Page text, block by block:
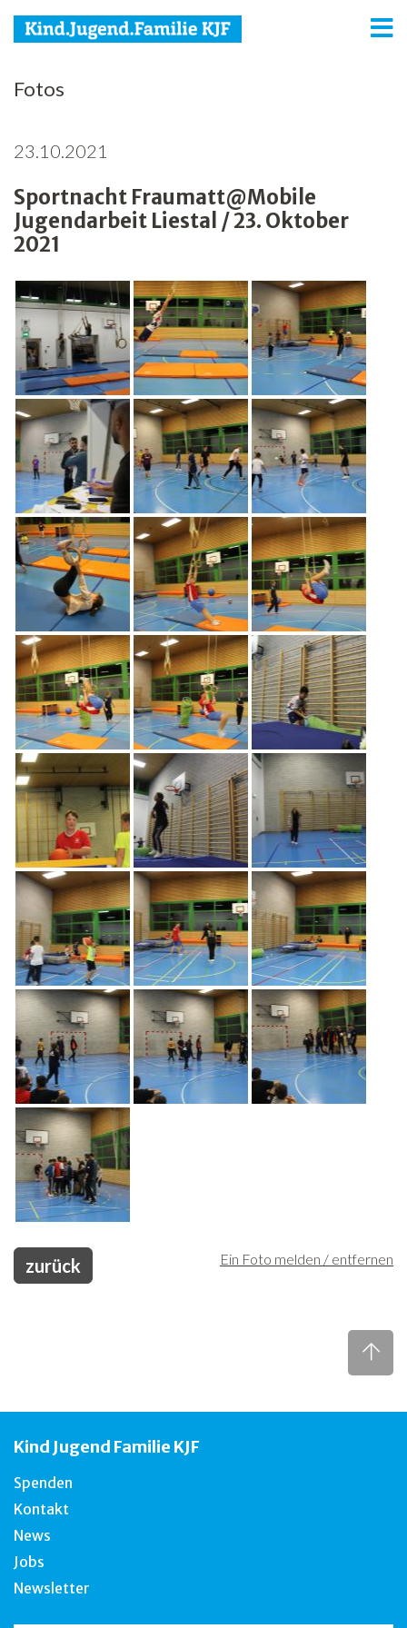
KJF
Jugend
Familie
Media
Agenda
Netzwerk
Spenden
Jobs
Freiwilligenarbeit
News
Newsletter
Fotos
23.10.2021
Sportnacht Fraumatt@Mobile
Jugendarbeit Liestal / 23. Oktober
2021
Ein Foto melden / entfernen
zurück
Kind Jugend Familie KJF
Spenden
Kontakt
News
Jobs
Newsletter